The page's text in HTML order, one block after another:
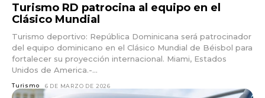
Turismo RD patrocina al equipo en el
Clásico Mundial
Turismo deportivo: República Dominicana será patrocinador
del equipo dominicano en el Clásico Mundial de Béisbol para
fortalecer su proyección internacional. Miami, Estados
Unidos de America.-...
Turismo 6 DE MARZO DE 2026